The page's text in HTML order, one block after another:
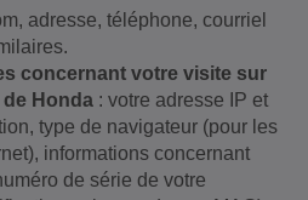
adresse, téléphone, courriel
concernant votre visite sur
Honda : votre adresse IP et
type de navigateur (pour les
informations concernant
de série de votre